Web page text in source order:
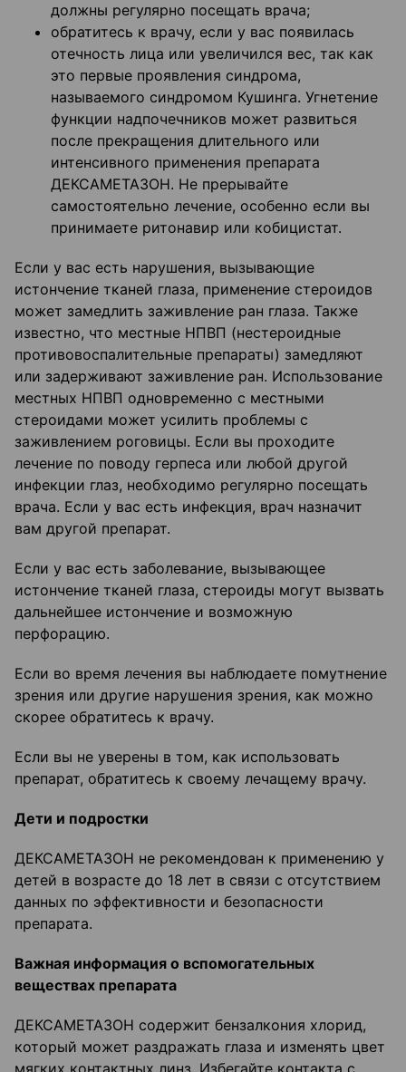
должны регулярно посещать врача;
обратитесь к врачу, если у вас появилась
отечность лица или увеличился вес, так как
это первые проявления синдрома,
называемого синдромом Кушинга. Угнетение
функции надпочечников может развиться
после прекращения длительного или
интенсивного применения препарата
ДЕКСАМЕТАЗОН. Не прерывайте
самостоятельно лечение, особенно если вы
принимаете ритонавир или кобицистат.
Если у вас есть нарушения, вызывающие
истончение тканей глаза, применение стероидов
может замедлить заживление ран глаза. Также
известно, что местные НПВП (нестероидные
противовоспалительные препараты) замедляют
или задерживают заживление ран. Использование
местных НПВП одновременно с местными
стероидами может усилить проблемы с
заживлением роговицы. Если вы проходите
лечение по поводу герпеса или любой другой
инфекции глаз, необходимо регулярно посещать
врача. Если у вас есть инфекция, врач назначит
вам другой препарат.
Если у вас есть заболевание, вызывающее
истончение тканей глаза, стероиды могут вызвать
дальнейшее истончение и возможную
перфорацию.
Если во время лечения вы наблюдаете помутнение
зрения или другие нарушения зрения, как можно
скорее обратитесь к врачу.
Если вы не уверены в том, как использовать
препарат, обратитесь к своему лечащему врачу.
Дети и подростки
ДЕКСАМЕТАЗОН не рекомендован к применению у
детей в возрасте до 18 лет в связи с отсутствием
данных по эффективности и безопасности
препарата.
Важная информация о вспомогательных
веществах препарата
ДЕКСАМЕТАЗОН содержит бензалкония хлорид,
который может раздражать глаза и изменять цвет